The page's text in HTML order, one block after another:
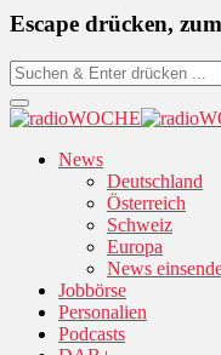
Escape drücken,
News
Deutschland
Österreich
Schweiz
Europa
News
Jobbörse
Personalien
Podcasts